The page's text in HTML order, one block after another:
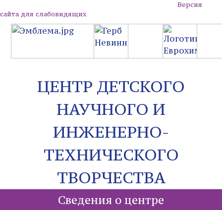
Версия
сайта для слабовидящих
ЦЕНТР ДЕТСКОГО
НАУЧНОГО И
ИНЖЕНЕРНО-
ТЕХНИЧЕСКОГО
ТВОРЧЕСТВА
Сведения о центре